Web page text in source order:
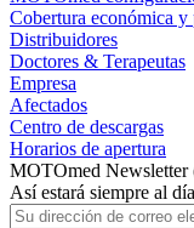
Cobertura económica y
Distribuidores
Doctores & Terapeutas
Empresa
Afectados
Centro de descargas
Horarios de apertura
MOTOmed
Así estará siempre al